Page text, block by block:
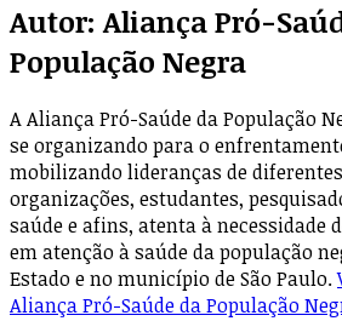
Autor: Aliança Pró-
População Negra
A Aliança Pró-Saúde da População
se organizando para o
mobilizando lideranças de
organizações, estudantes,
saúde e afins, atenta à necessidade
em atenção à saúde da população
Estado e no município de São Paulo.
Aliança Pró-Saúde da População